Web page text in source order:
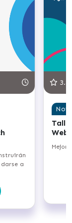
a
3.8
Web